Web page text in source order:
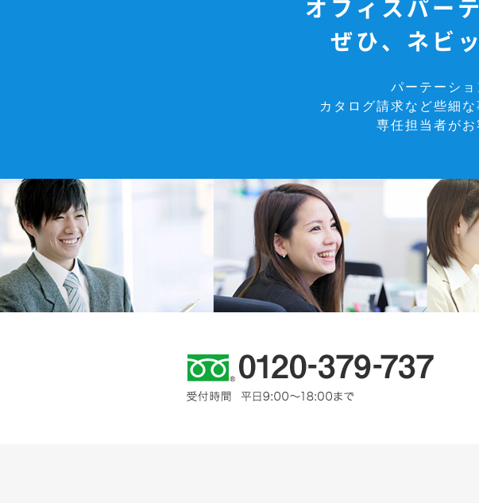
オフィスパー
ぜひ、ネビ
パーテーショ
カタログ請求など些細
専任担当者がお